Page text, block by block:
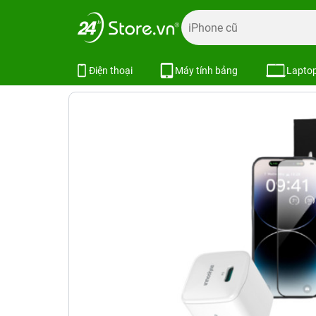
Điện thoại Máy tính bảng
Trang chủ Combo khuyến mãi